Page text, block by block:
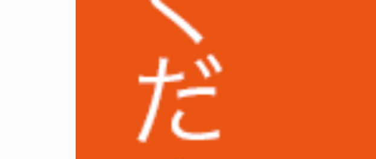
広島市立安佐市民病院様
福岡第一法律事務所様
コダマ樹脂工業株式会社様